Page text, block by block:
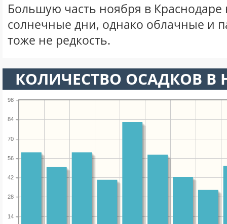
Большую часть ноября в
солнечные дни, однако облачные и
тоже не редкость.
КОЛИЧЕСТВО ОСАДКОВ В
14
28
42
56
70
84
98